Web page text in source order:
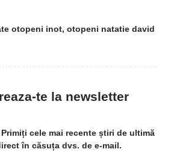
otopeni inot, otopeni natatie david
te la newsletter
cele mai recente știri de ultimă
în căsuța dvs. de e-mail.